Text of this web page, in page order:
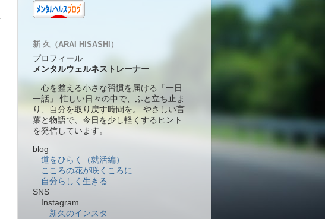
新 久（ARAI HISASHI）
プロフィール
メンタルウェルネストレーナー
心を整える小さな習慣を届ける「一日
一話」 忙しい日々の中で、ふと立ち止ま
り、自分を取り戻す時間を。 やさしい言
葉と物語で、今日を少し軽くするヒント
を発信しています。
blog
道をひらく（就活編）
こころの花が咲くころに
自分らしく生きる
SNS
Instagram
新久のインスタ